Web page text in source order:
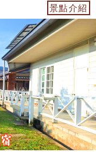
景點介紹